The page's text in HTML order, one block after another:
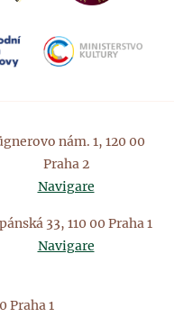
nám. 1, 120 00
Praha 2
Navigare
33, 110 00 Praha 1
Navigare
Praha 1